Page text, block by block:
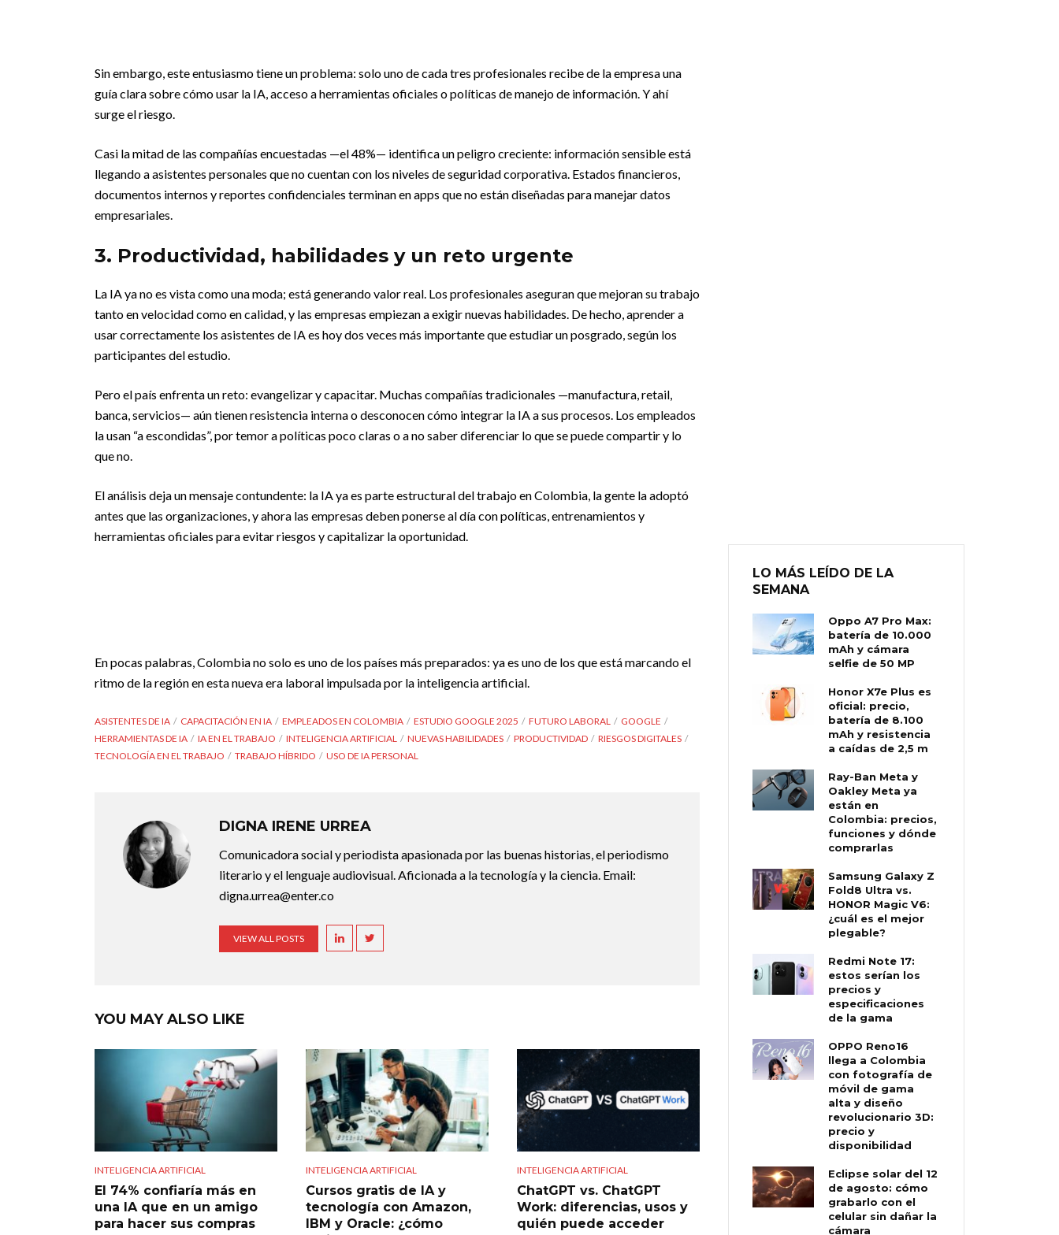
Sin embargo, este entusiasmo tiene un problema: solo uno de cada tres profesionales recibe de la empresa una
guía clara sobre cómo usar la IA, acceso a herramientas oficiales o políticas de manejo de información. Y ahí
surge el riesgo.
Casi la mitad de las compañías encuestadas —el 48%— identifica un peligro creciente: información sensible está
llegando a asistentes personales que no cuentan con los niveles de seguridad corporativa. Estados financieros,
documentos internos y reportes confidenciales terminan en apps que no están diseñadas para manejar datos
empresariales.
3. Productividad, habilidades y un reto urgente
La IA ya no es vista como una moda; está generando valor real. Los profesionales aseguran que mejoran su trabajo
tanto en velocidad como en calidad, y las empresas empiezan a exigir nuevas habilidades. De hecho, aprender a
usar correctamente los asistentes de IA es hoy dos veces más importante que estudiar un posgrado, según los
participantes del estudio.
Pero el país enfrenta un reto: evangelizar y capacitar. Muchas compañías tradicionales —manufactura, retail,
banca, servicios— aún tienen resistencia interna o desconocen cómo integrar la IA a sus procesos. Los empleados
la usan “a escondidas”, por temor a políticas poco claras o a no saber diferenciar lo que se puede compartir y lo
que no.
El análisis deja un mensaje contundente: la IA ya es parte estructural del trabajo en Colombia, la gente la adoptó
antes que las organizaciones, y ahora las empresas deben ponerse al día con políticas, entrenamientos y
herramientas oficiales para evitar riesgos y capitalizar la oportunidad.
En pocas palabras, Colombia no solo es uno de los países más preparados: ya es uno de los que está marcando el
ritmo de la región en esta nueva era laboral impulsada por la inteligencia artificial.
ASISTENTES DE IA CAPACITACIÓN EN IA EMPLEADOS EN COLOMBIA ESTUDIO GOOGLE 2025 FUTURO LABORAL
GOOGLE
HERRAMIENTAS DE IA
IA EN EL TRABAJO INTELIGENCIA ARTIFICIAL NUEVAS HABILIDADES PRODUCTIVIDAD
RIESGOS DIGITALES
TECNOLOGÍA EN EL TRABAJO
TRABAJO HÍBRIDO USO DE IA PERSONAL
DIGNA IRENE URREA
Comunicadora social y periodista apasionada por las buenas historias, el periodismo
literario y el lenguaje audiovisual. Aficionada a la tecnología y la ciencia. Email:
digna.urrea@enter.co
VIEW ALL POSTS
YOU MAY ALSO LIKE
INTELIGENCIA ARTIFICIAL
El 74% confiaría más en
una IA que en un amigo
para hacer sus compras
INTELIGENCIA ARTIFICIAL
Cursos gratis de IA y
tecnología con Amazon,
IBM y Oracle: ¿cómo
INTELIGENCIA ARTIFICIAL
ChatGPT vs. ChatGPT
Work: diferencias, usos y
quién puede acceder
LO MÁS LEÍDO DE LA
SEMANA
Oppo A7 Pro Max:
batería de 10.000
mAh y cámara
selfie de 50 MP
Honor X7e Plus es
oficial: precio,
batería de 8.100
mAh y resistencia
a caídas de 2,5 m
Ray-Ban Meta y
Oakley Meta ya
están en
Colombia: precios,
funciones y dónde
comprarlas
Samsung Galaxy Z
Fold8 Ultra vs.
HONOR Magic V6:
¿cuál es el mejor
plegable?
Redmi Note 17:
estos serían los
precios y
especificaciones
de la gama
OPPO Reno16
llega a Colombia
con fotografía de
móvil de gama
alta y diseño
revolucionario 3D:
precio y
disponibilidad
Eclipse solar del 12
de agosto: cómo
grabarlo con el
celular sin dañar la
cámara